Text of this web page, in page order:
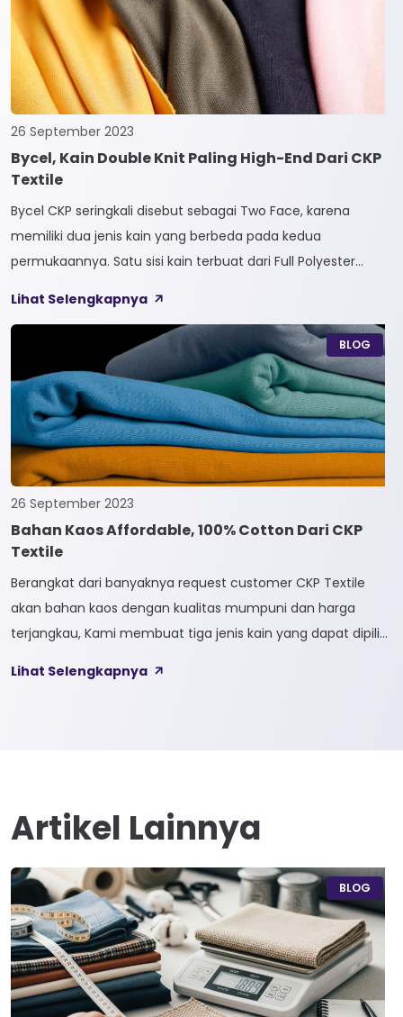
Rayon dan Cotton. Satuan yang paling […]
26 September 2023
Bycel, Kain Double Knit Paling High-End Dari CKP
Textile
Bycel CKP seringkali disebut sebagai Two Face, karena
memiliki dua jenis kain yang berbeda pada kedua
permukaannya. Satu sisi kain terbuat dari Full Polyester
Bycel merupakan kain High-End karena bersifat Fungsional,
dapat digunakan sesuai kebutuhan customer. Selain itu,
kain Bycel juga diberi teknologi teranyar yakni pemberian
dua jenis […]
Lihat Selengkapnya
BLOG
26 September 2023
Bahan Kaos Affordable, 100% Cotton Dari CKP
Textile
Berangkat dari banyaknya request customer CKP Textile
akan bahan kaos dengan kualitas mumpuni dan harga
terjangkau, Kami membuat tiga jenis kain yang dapat dipilih
kain yang bahan dasarnya 100% cotton. Softcel juga sering
Lihat Selengkapnya
Artikel Lainnya
BLOG